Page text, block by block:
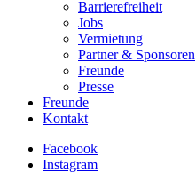
Barrierefreiheit
Jobs
Vermietung
Partner & Sponsoren
Freunde
Presse
Freunde
Kontakt
Facebook
Instagram